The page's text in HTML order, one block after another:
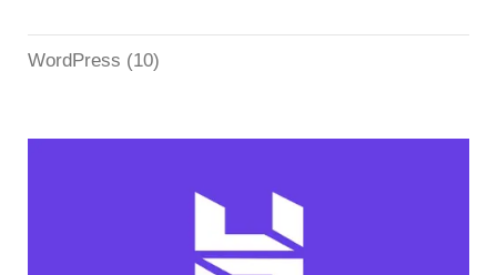
WordPress (10)